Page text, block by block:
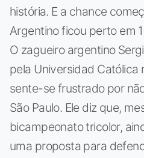
história. E a chance
Argentino ficou perto em
O zagueiro argentino
pela Universidad Católica
sente-se frustrado por
São Paulo. Ele diz que,
bicampeonato tricolor,
uma proposta para